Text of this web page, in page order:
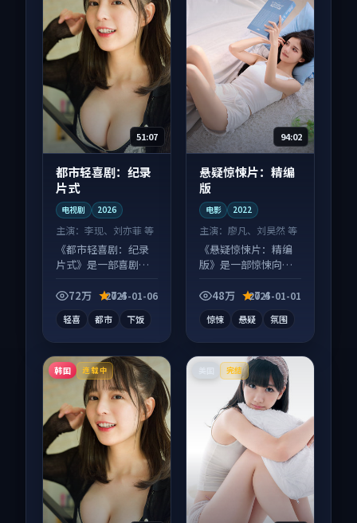
51:07
都市轻喜剧：纪录
片式
电视剧 2026
主演： 李现、刘亦菲 等
《都市轻喜剧：纪录
片式》是一部喜剧向
感在线，配乐与镜头
72万 7.4
2025-01-06
轻喜 都市 下饭
94:02
悬疑惊悚片：精编
版
电影 2022
主演：廖凡、刘昊然 等
《悬疑惊悚片：精编
版》是一部惊悚向电
全，观感爽快不拖
48万 7.4
2025-01-01
惊悚 悬疑 氛围
韩国 连载中 完结